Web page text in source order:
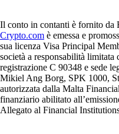
Il conto in contanti è fornito
Crypto.com è emessa e
sua licenza Visa Principal
società a responsabilità
registrazione C 90348 e sede
Mikiel Ang Borg, SPK 1000,
autorizzata dalla Malta
finanziario abilitato
Allegato al Financial